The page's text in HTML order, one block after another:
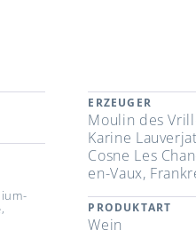
ERZEUGER
Moulin des
Karine
Cosne Les
en-Vaux,
PRODUKTART
Wein